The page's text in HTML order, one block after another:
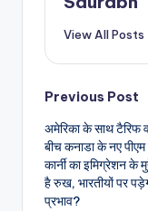
View All Posts
Post
Previous Post
अमेरिका के साथ टैरिफ
बीच कनाडा के नए पीएम
कार्नी का इमिग्रेशन के
है रुख, भारतीयों पर
प्रभाव?